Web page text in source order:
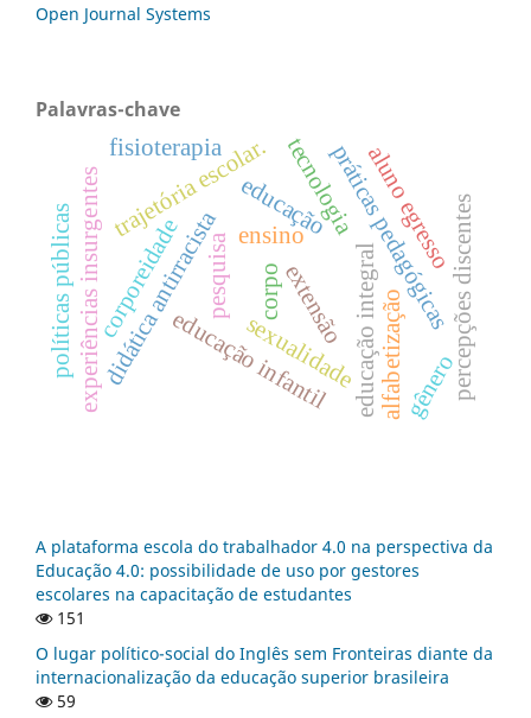
Open Journal Systems
Palavras-chave
educação
corpo
ensino
pesquisa extensãopráticas pedagógicas
didática antirracista
experiências insurgentes educação infantil educação integral percepções discentes
políticas públicas
trajetória escolar. aluno egresso
fisioterapia
alfabetizaçãogênero
sexualidade
corporeidade
tecnologia
A plataforma escola do trabalhador 4.0 na perspectiva da
Educação 4.0: possibilidade de uso por gestores
escolares na capacitação de estudantes
151
O lugar político-social do Inglês sem Fronteiras diante da
internacionalização da educação superior brasileira
59